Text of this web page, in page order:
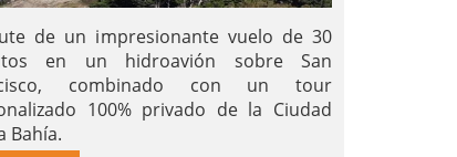
de un impresionante vuelo de 30
en un hidroavión sobre San
combinado con un tour
100% privado de la Ciudad
Bahía.